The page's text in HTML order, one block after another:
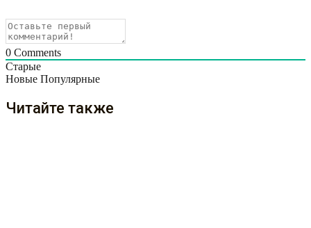
0 Comments
Старые
Новые Популярные
Читайте также